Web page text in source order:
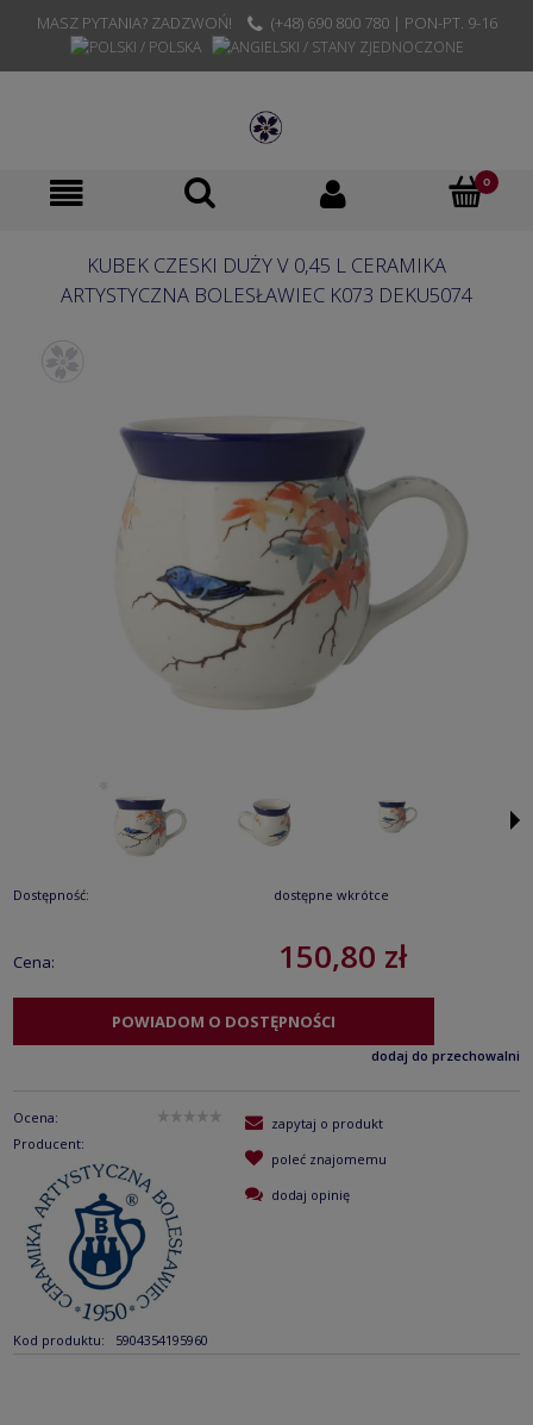
MASZ PYTANIA? ZADZWOŃ! (+48) 690 800 780 | PON-PT. 9-16
KUBEK CZESKI DUŻY V 0,45 L CERAMIKA
ARTYSTYCZNA BOLESŁAWIEC K073 DEKU5074
Dostępność: dostępne wkrótce
Cena: 150,80 zł
POWIADOM O DOSTĘPNOŚCI
dodaj do przechowalni
Ocena:
Producent:
Kod produktu: 5904354195960
zapytaj o produkt
poleć znajomemu
dodaj opinię